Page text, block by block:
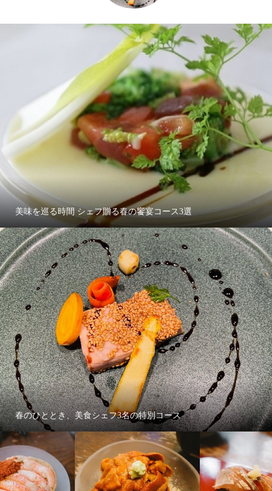
美味を巡る時間 シェフ贈る春の饗宴コース3選
春のひととき、美食シェフ3名の特別コース